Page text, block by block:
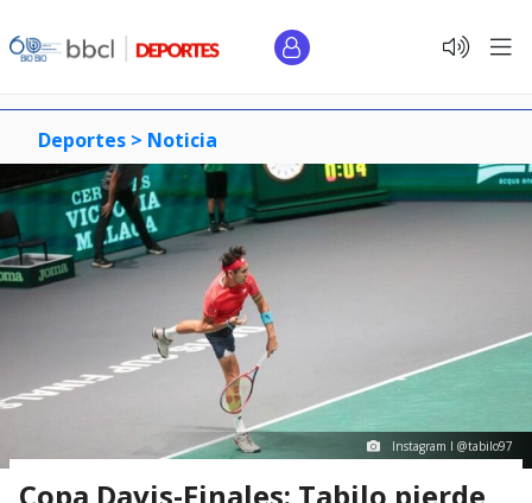
Deportes > Noticia
Instagram I @tabilo97
Copa Davis-Finales: Tabilo pierde